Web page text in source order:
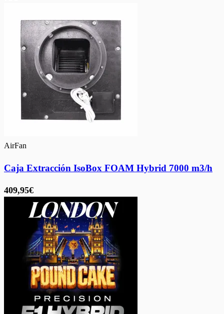
AirFan
Caja Extracción IsoBox FOAM Hybrid 7000 m3/h
409,95€